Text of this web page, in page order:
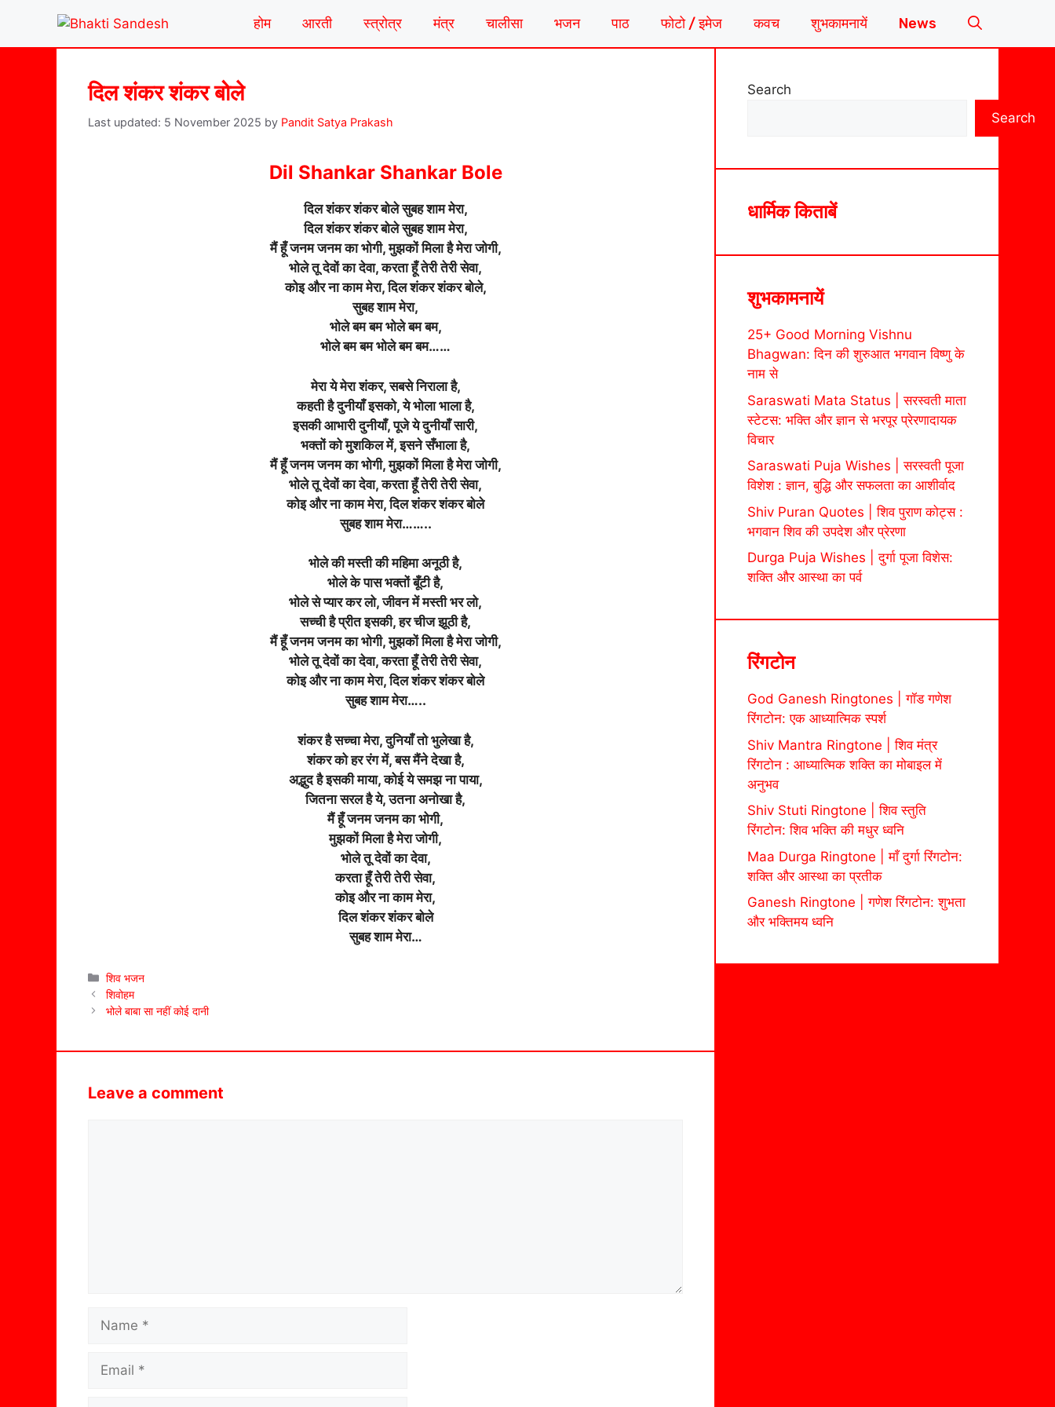
content
होम आरती स्त्रोत्र मंत्र चालीसा भजन पाठ फोटो / इमेज कवच शुभकामनायें News
दिल शंकर शंकर बोले
5 November 2025 by Pandit Satya Prakash
Dil Shankar Shankar Bole
दिल शंकर शंकर बोले सुबह शाम मेरा,
दिल शंकर शंकर बोले सुबह शाम मेरा,
मैं हूँ जनम जनम का भोगी, मुझकों मिला है मेरा जोगी,
भोले तू देवों का देवा, करता हूँ तेरी तेरी सेवा,
कोइ और ना काम मेरा, दिल शंकर शंकर बोले,
सुबह शाम मेरा,
भोले बम बम भोले बम बम,
भोले बम बम भोले बम बम……
मेरा ये मेरा शंकर, सबसे निराला है,
कहती है दुनीयाँ इसको, ये भोला भाला है,
इसकी आभारी दुनीयाँ, पूजे ये दुनीयाँ सारी,
भक्तों को मुशकिल में, इसने सँभाला है,
मैं हूँ जनम जनम का भोगी, मुझकों मिला है मेरा जोगी,
भोले तू देवों का देवा, करता हूँ तेरी तेरी सेवा,
कोइ और ना काम मेरा, दिल शंकर शंकर बोले
सुबह शाम मेरा……..
भोले की मस्ती की महिमा अनूठी है,
भोले के पास भक्तों बूँटी है,
भोले से प्यार कर लो, जीवन में मस्ती भर लो,
सच्ची है प्रीत इसकी, हर चीज झूठी है,
मैं हूँ जनम जनम का भोगी, मुझकों मिला है मेरा जोगी,
भोले तू देवों का देवा, करता हूँ तेरी तेरी सेवा,
कोइ और ना काम मेरा, दिल शंकर शंकर बोले
सुबह शाम मेरा…..
शंकर है सच्चा मेरा, दुनियाँ तो भुलेखा है,
शंकर को हर रंग में, बस मैंने देखा है,
अद्भुद है इसकी माया, कोई ये समझ ना पाया,
जितना सरल है ये, उतना अनोखा है,
मैं हूँ जनम जनम का भोगी,
मुझकों मिला है मेरा जोगी,
भोले तू देवों का देवा,
करता हूँ तेरी तेरी सेवा,
कोइ और ना काम मेरा,
दिल शंकर शंकर बोले
सुबह शाम मेरा…
Categories
शिव भजन
शिवोहम
भोले बाबा सा नहीं कोई दानी
Leave a comment
Search
Search
धार्मिक किताबें
शुभकामनायें
25+ Good Morning Vishnu
Bhagwan: दिन की शुरुआत भगवान विष्णु के
नाम से
Saraswati Mata Status | सरस्वती माता
स्टेटस: भक्ति और ज्ञान से भरपूर प्रेरणादायक
विचार
Saraswati Puja Wishes | सरस्वती पूजा
विशेश : ज्ञान, बुद्धि और सफलता का आशीर्वाद
Shiv Puran Quotes | शिव पुराण कोट्स :
भगवान शिव की उपदेश और प्रेरणा
Durga Puja Wishes | दुर्गा पूजा विशेस:
शक्ति और आस्था का पर्व
रिंगटोन
God Ganesh Ringtones | गॉड गणेश
रिंगटोन: एक आध्यात्मिक स्पर्श
Shiv Mantra Ringtone | शिव मंत्र
रिंगटोन : आध्यात्मिक शक्ति का मोबाइल में
अनुभव
Shiv Stuti Ringtone | शिव स्तुति
रिंगटोन: शिव भक्ति की मधुर ध्वनि
Maa Durga Ringtone | माँ दुर्गा रिंगटोन:
शक्ति और आस्था का प्रतीक
Ganesh Ringtone | गणेश रिंगटोन: शुभता
और भक्तिमय ध्वनि